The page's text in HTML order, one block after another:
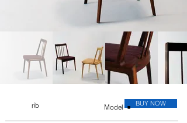
BUY NOW
rib ​Model◾️